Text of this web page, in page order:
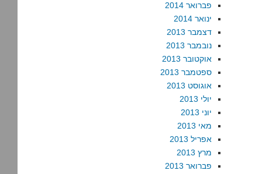
פברואר 2014
ינואר 2014
דצמבר 2013
נובמבר 2013
אוקטובר 2013
ספטמבר 2013
אוגוסט 2013
יולי 2013
יוני 2013
מאי 2013
אפריל 2013
מרץ 2013
פברואר 2013